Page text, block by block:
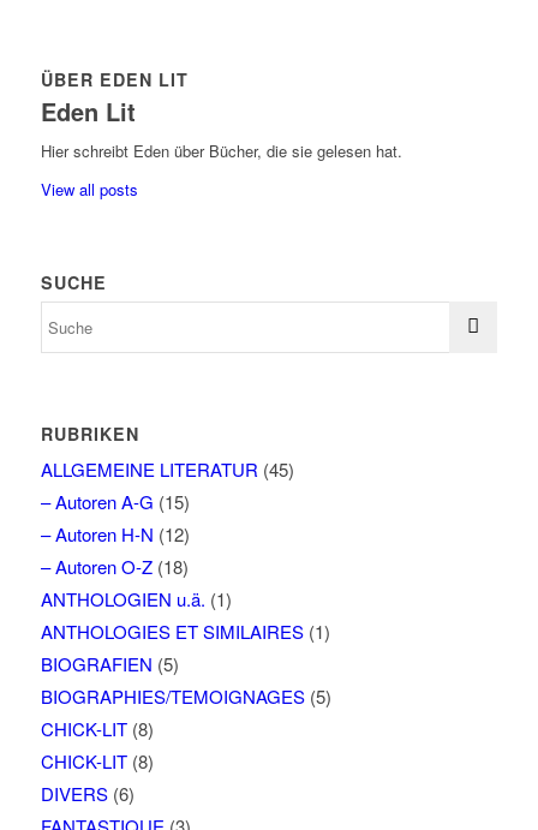
ÜBER EDEN LIT
Eden Lit
Hier schreibt Eden über Bücher, die sie gelesen hat.
View all posts
SUCHE
RUBRIKEN
ALLGEMEINE LITERATUR (45)
– Autoren A-G (15)
– Autoren H-N (12)
– Autoren O-Z(18)
ANTHOLOGIEN u.ä. (1)
ANTHOLOGIES ET SIMILAIRES(1)
BIOGRAFIEN (5)
BIOGRAPHIES/TEMOIGNAGES(5)
CHICK-LIT(8)
CHICK-LIT(8)
DIVERS(6)